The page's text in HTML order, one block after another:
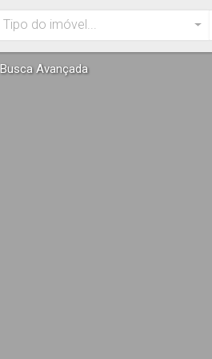
Tipo do imóvel...
Busca Avançada